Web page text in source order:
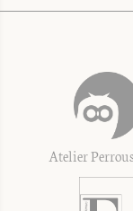
Atelier